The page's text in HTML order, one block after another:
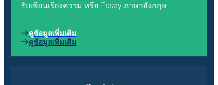
รับเขียนเรียงความ หรือ Essay ภาษาอังกฤษ
ดูข้อมูลเพิ่มเติม
ดูข้อมูลเพิ่มเติม